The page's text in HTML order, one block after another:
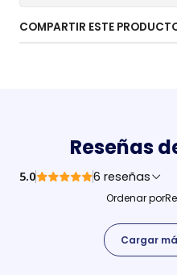
COMPARTIR ESTE
Reseñas
5.0 6 reseñas
Ordenar por
Cargar